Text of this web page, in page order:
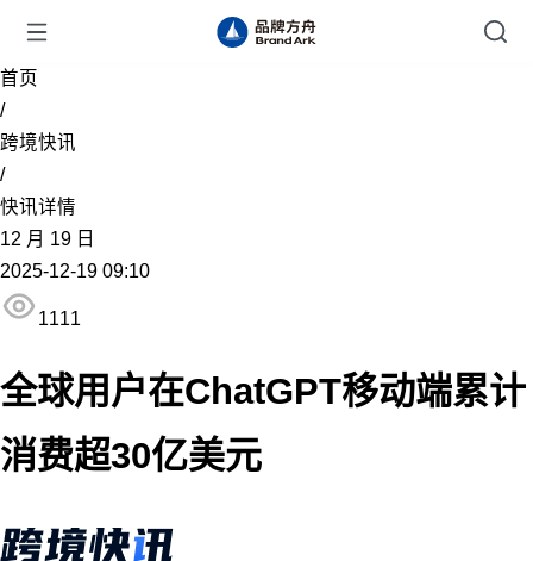
首页
/
跨境快讯
/
快讯详情
12 月 19 日
2025-12-19 09:10
1111
全球用户在ChatGPT移动端累计
消费超30亿美元